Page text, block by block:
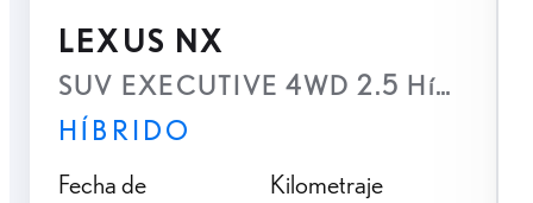
LEXUS NX
SUV EXECUTIVE 4WD 2.5 Híbrido
HÍBRIDO
Fecha de
Kilometraje